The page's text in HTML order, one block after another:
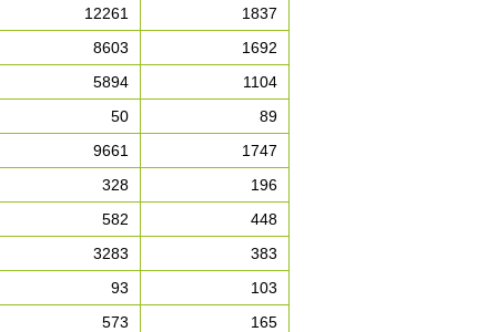
12261
1837
8603
1692
5894
1104
50
89
9661
1747
328
196
582
448
3283
383
93
103
573
165